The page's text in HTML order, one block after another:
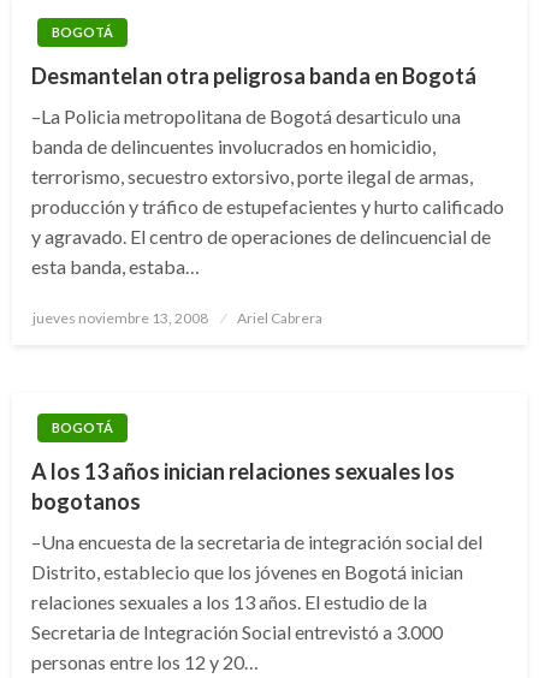
BOGOTÁ
Desmantelan otra peligrosa banda en Bogotá
–La Policia metropolitana de Bogotá desarticulo una
banda de delincuentes involucrados en homicidio,
terrorismo, secuestro extorsivo, porte ilegal de armas,
producción y tráfico de estupefacientes y hurto calificado
y agravado. El centro de operaciones de delincuencial de
esta banda, estaba…
Publicado
jueves noviembre 13, 2008 Ariel Cabrera
BOGOTÁ
A los 13 años inician relaciones sexuales los
bogotanos
–Una encuesta de la secretaria de integración social del
Distrito, establecio que los jóvenes en Bogotá inician
relaciones sexuales a los 13 años. El estudio de la
Secretaria de Integración Social entrevistó a 3.000
personas entre los 12 y 20…